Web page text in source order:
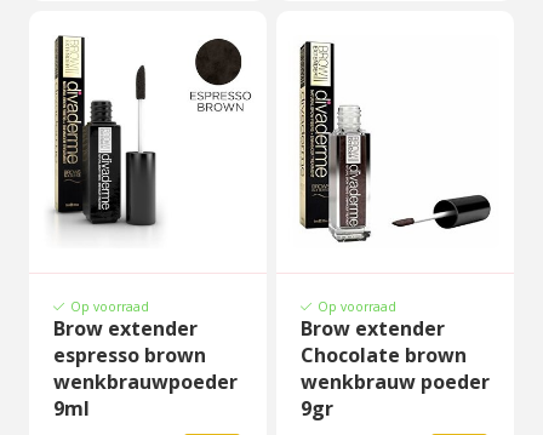
Op voorraad
Brow extender
espresso brown
wenkbrauwpoeder
9ml
Op voorraad
Brow extender
Chocolate brown
wenkbrauw poeder
9gr